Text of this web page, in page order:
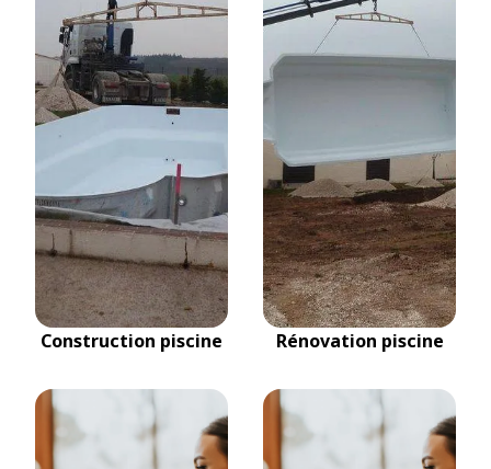
Construction piscine Rénovation piscine